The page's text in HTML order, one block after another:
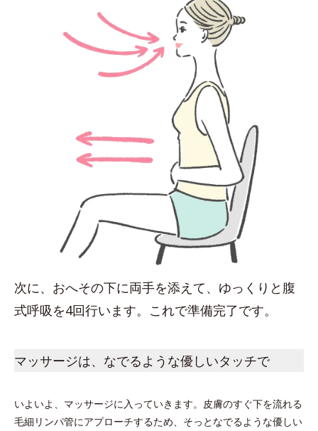
次に、おへその下に両手を添えて、ゆっくりと腹
式呼吸を4回行います。これで準備完了です。
マッサージは、なでるような優しいタッチで
いよいよ、マッサージに入っていきます。皮膚のすぐ下を流れる
毛細リンパ管にアプローチするため、そっとなでるような優しい